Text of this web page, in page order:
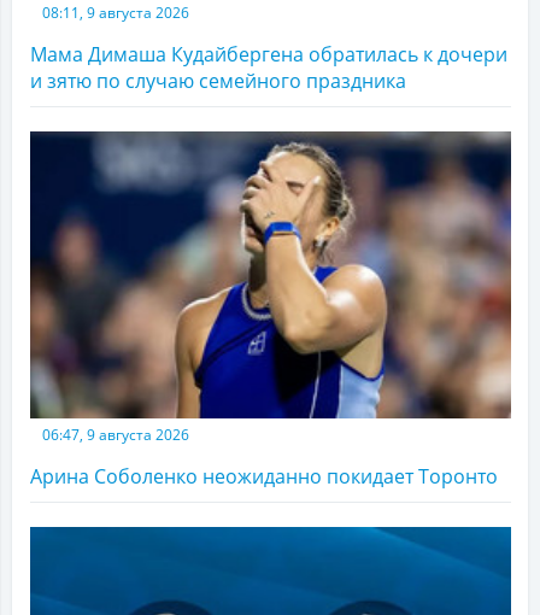
08:11, 9 августа 2026
Мама Димаша Кудайбергена обратилась к дочери
и зятю по случаю семейного праздника
06:47, 9 августа 2026
Арина Соболенко неожиданно покидает Торонто